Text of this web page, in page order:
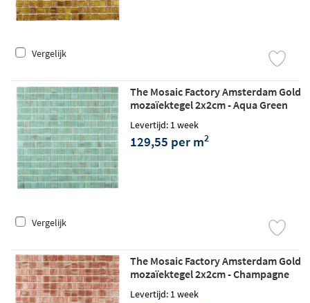
Vergelijk
The Mosaic Factory Amsterdam Gold
mozaïektegel 2x2cm - Aqua Green
Levertijd: 1 week
129,55 per m2
Vergelijk
The Mosaic Factory Amsterdam Gold
mozaïektegel 2x2cm - Champagne
Levertijd: 1 week